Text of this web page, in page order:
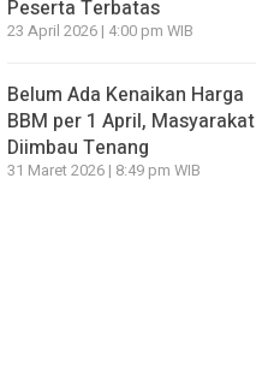
Peserta Terbatas
23 April 2026 | 4:00 pm WIB
Belum Ada Kenaikan Harga
BBM per 1 April, Masyarakat
Diimbau Tenang
31 Maret 2026 | 8:49 pm WIB